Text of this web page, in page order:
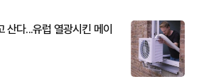
산다...유럽 열광시킨 메이